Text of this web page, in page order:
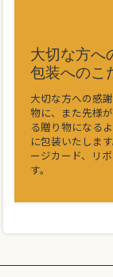
大切な方へ
包装へのこ
大切な方への感
物に、また先様
る贈り物になる
に包装いたしま
ージカード、リ
す。